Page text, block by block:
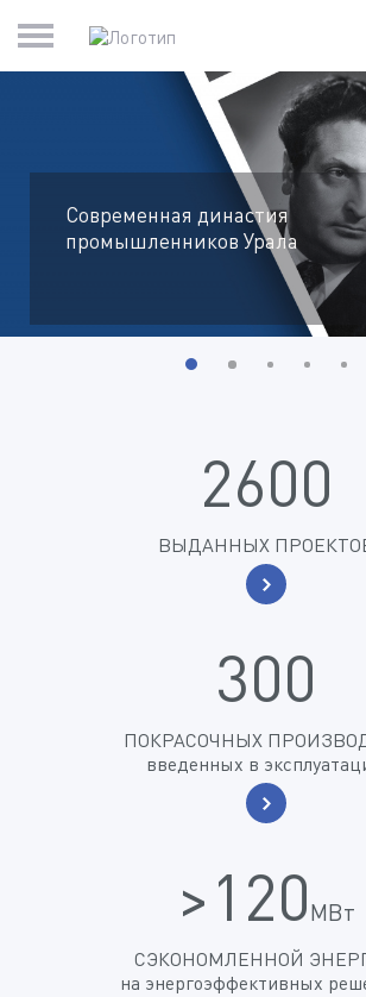
Современная династия
промышленников Урала
2600
ВЫДАННЫХ
300
ПОКРАСОЧНЫХ
введенных в
>120МВт
СЭКОНОМЛЕННОЙ
на энергоэффективных